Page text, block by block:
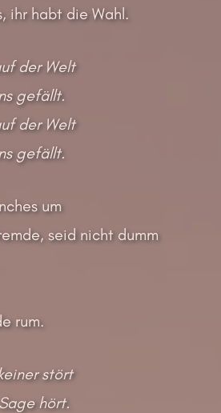
ihr habt die Wahl.
der Welt
gefällt.
der Welt
gefällt.
um
seid nicht dumm
rum.
stört
hört.